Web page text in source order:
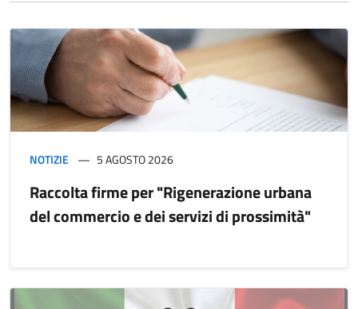
NOTIZIE 5 AGOSTO 2026
Raccolta firme per "Rigenerazione urbana
del commercio e dei servizi di prossimità"